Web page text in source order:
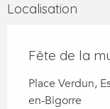
Localisation
Fête de la
Place Verdun,
en-Bigorre